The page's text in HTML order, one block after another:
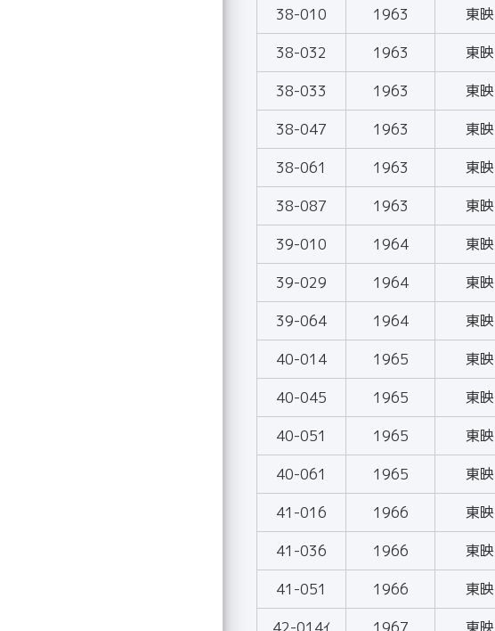
38-010
1963 東映
38-032
1963 東映
38-033
1963 東映
38-047
1963 東映
38-061
1963 東映
38-087
1963 東映
39-010
1964 東映
39-029
1964 東映
39-064
1964 東映
40-014
1965 東映
40-045
1965 東映
40-051
1965 東映
40-061
1965 東映
41-016
1966 東映
41-036
1966 東映
41-051
1966 東映